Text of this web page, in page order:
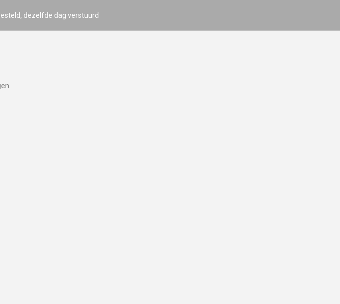
dezelfde dag verstuurd